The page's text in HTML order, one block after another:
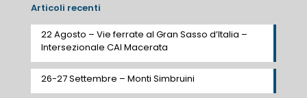
Articoli recenti
22 Agosto – Vie ferrate al Gran Sasso d’Italia –
Intersezionale CAI Macerata
26-27 Settembre – Monti Simbruini